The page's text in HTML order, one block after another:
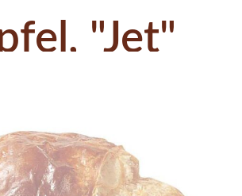
"Jet"